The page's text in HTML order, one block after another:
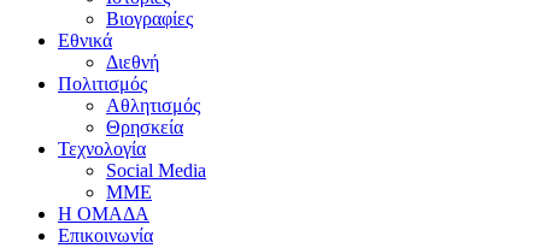
Βιογραφίες
Εθνικά
Διεθνή
Πολιτισμός
Αθλητισμός
Θρησκεία
Τεχνολογία
Social Media
ΜΜΕ
Η ΟΜΑΔΑ
Επικοινωνία